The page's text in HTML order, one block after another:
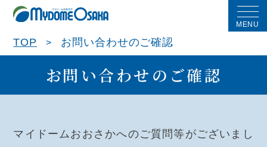
MENU
TOP お問い合わせのご確認
お問い合わせのご確認
マイドームおおさかへのご質問等がございまし